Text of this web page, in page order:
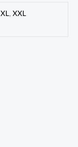
XL, XXL